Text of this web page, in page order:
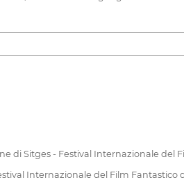
di Sitges - Festival Internazionale del
Internazionale del Film Fantastico